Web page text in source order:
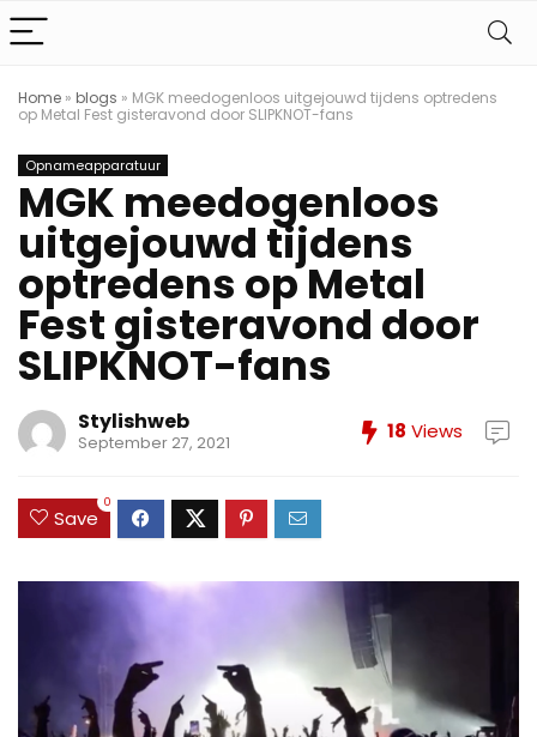
Home » blogs » MGK meedogenloos uitgejouwd tijdens optredens
op Metal Fest gisteravond door SLIPKNOT-fans
Opnameapparatuur
MGK meedogenloos
uitgejouwd tijdens
optredens op Metal
Fest gisteravond door
SLIPKNOT-fans
Stylishweb
September 27, 2021 18 Views
Save
0